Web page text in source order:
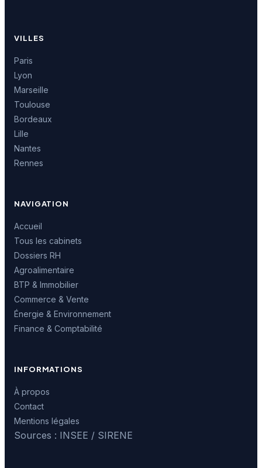
VILLES
Paris
Lyon
Marseille
Toulouse
Bordeaux
Lille
Nantes
Rennes
NAVIGATION
Accueil
Tous les cabinets
Dossiers RH
Agroalimentaire
BTP & Immobilier
Commerce & Vente
Énergie & Environnement
Finance & Comptabilité
INFORMATIONS
À propos
Contact
Mentions légales
Sources : INSEE / SIRENE